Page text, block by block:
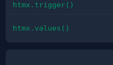
htmx.trigger()
htmx.values()